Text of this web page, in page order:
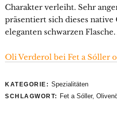
Charakter verleiht. Sehr
präsentiert sich dieses
eleganten schwarzen
Oli Verderol bei Fet a Sóller
KATEGORIE: Spezialitäten
SCHLAGWORT: Fet a Sóller,